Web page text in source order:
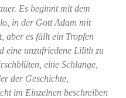
Es beginnt mit dem
in der Gott Adam mit
aber es fällt ein Tropfen
eine unzufriedene Lilith zu
eine Schlange,
der Geschichte,
im Einzelnen beschreiben